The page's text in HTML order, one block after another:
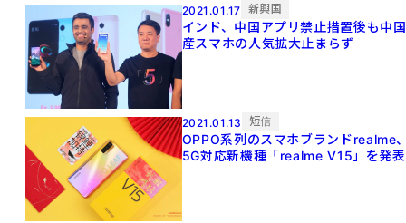
2021.01.17 新興国
インド、中国アプリ禁止措置後も中国
産スマホの人気拡大止まらず
2021.01.13 短信
OPPO系列のスマホブランドrealme
5G対応新機種「realme V15」を発表